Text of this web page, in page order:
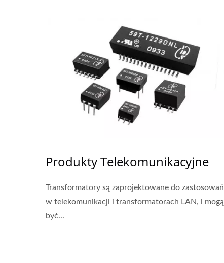
Produkty Telekomunikacyjne
Transformatory są zaprojektowane do zastosowań
w telekomunikacji i transformatorach LAN, i mogą
być...